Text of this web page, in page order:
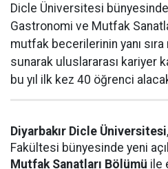
Dicle Üniversitesi
Gastronomi ve Mutfak
mutfak becerilerinin yanı
sunarak uluslararası kariyer
bu yıl ilk kez 40 öğrenci
Diyarbakır Dicle Üniversitesi
Fakültesi bünyesinde yeni
Mutfak Sanatları Bölümü ile